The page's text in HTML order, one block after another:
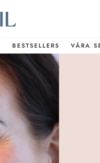
BESTSELLERS VÅRA